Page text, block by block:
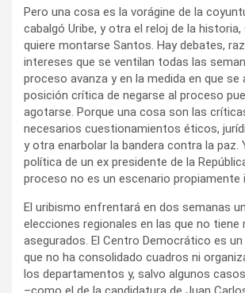
Pero una cosa es la vorágine de la
cabalgó Uribe, y otra el reloj de la historia,
quiere montarse Santos. Hay debates,
intereses que se ventilan todas las
proceso avanza y en la medida en que se
posición crítica de negarse al proceso
agotarse. Porque una cosa son las
necesarios cuestionamientos éticos,
y otra enarbolar la bandera contra la paz.
política de un ex presidente de la
proceso no es un escenario propiamente
El uribismo enfrentará en dos semanas
elecciones regionales en las que no
asegurados. El Centro Democrático es
que no ha consolidado cuadros ni
los departamentos y, salvo algunos